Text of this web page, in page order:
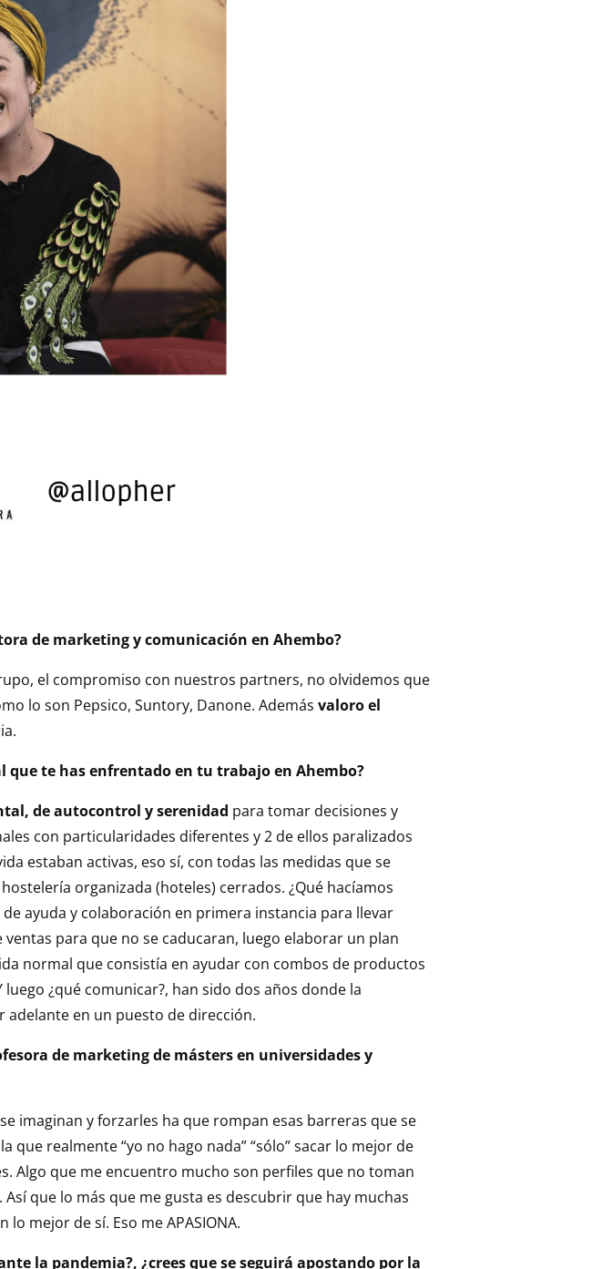
de marketing y comunicación en Ahembo?
el compromiso con nuestros partners, no olvidemos que
lo son Pepsico, Suntory, Danone. Además valoro el
que te has enfrentado en tu trabajo en Ahembo?
de autocontrol y serenidad para tomar decisiones y
con particularidades diferentes y 2 de ellos paralizados
estaban activas, eso sí, con todas las medidas que se
organizada (hoteles) cerrados. ¿Qué hacíamos
ayuda y colaboración en primera instancia para llevar
para que no se caducaran, luego elaborar un plan
normal que consistía en ayudar con combos de productos
¿qué comunicar?, han sido dos años donde la
adelante en un puesto de dirección.
de marketing de másters en universidades y
imaginan y forzarles ha que rompan esas barreras que se
realmente “yo no hago nada” “sólo” sacar lo mejor de
Algo que me encuentro mucho son perfiles que no toman
. Así que lo más que me gusta es descubrir que hay muchas
mejor de sí. Eso me APASIONA.
la pandemia?, ¿crees que se seguirá apostando por la